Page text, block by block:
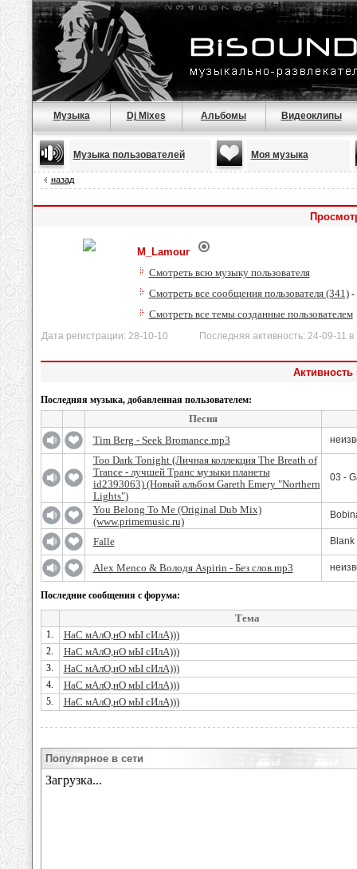
Музыка Dj Mixes Альбомы Видеоклипы
Музыка пользователей Моя музыка
назад
M_Lamour
Смотреть всю музыку пользователя
Смотреть все сообщения пользователя (341)-
Смотреть все темы созданные пользователем
Дата регистрации: 28-10-10 Последняя активность: 24-09-11 в
Активность
Последняя музыка, добавленная пользователем:
Песня
Tim Berg - Seek Bromance.mp3
Too Dark Tonight (Личная коллекция The Breath of
Trance - лучшей Транс музыки планеты
id2393063) (Новый альбом Gareth Emery "Northern
Lights")
03 -
You Belong To Me (Original Dub Mix)
(www.primemusic.ru)
Falle
Alex Menco & Володя Aspirin - Без слов.mp3
Последние сообщения с форума:
Тема
1. НаС мАлО,нО мЫ сИлА)))
2. НаС мАлО,нО мЫ сИлА)))
3. НаС мАлО,нО мЫ сИлА)))
4. НаС мАлО,нО мЫ сИлА)))
5. НаС мАлО,нО мЫ сИлА)))
Популярное в сети